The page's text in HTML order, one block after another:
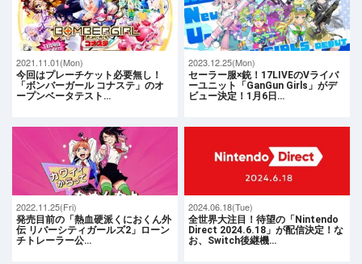
2021.11.01(Mon)
今回はプレーチケット必要無し！
「ボンバーガール コナステ」のオ
ープンベータテスト…
2023.12.25(Mon)
セーラー服×銃！17LIVEのVライバ
ーユニット「GanGun Girls」がデ
ビュー決定！1月6日…
2022.11.25(Fri)
発売目前の「熱血硬派くにおくん外
伝 リバーシティガールズ2」ローン
チトレーラー公…
2024.06.18(Tue)
全世界大注目！待望の「Nintendo
Direct 2024.6.18」が配信決定！な
お、Switch後継機…